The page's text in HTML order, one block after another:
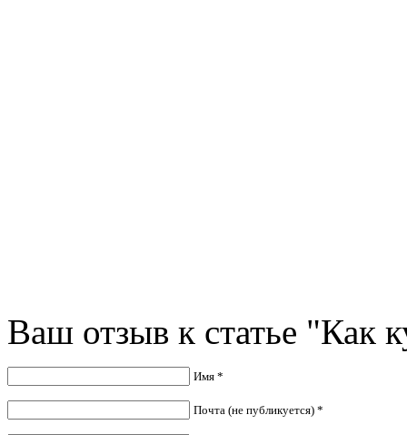
Ваш отзыв к статье "Как
Имя *
Почта (не публикуется) *